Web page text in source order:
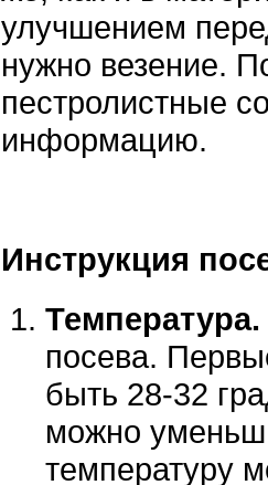
улучшением
нужно везение.
пестролистные
информацию.
Инструкция
Температура.
посева.
быть 28-32
можно
температуру